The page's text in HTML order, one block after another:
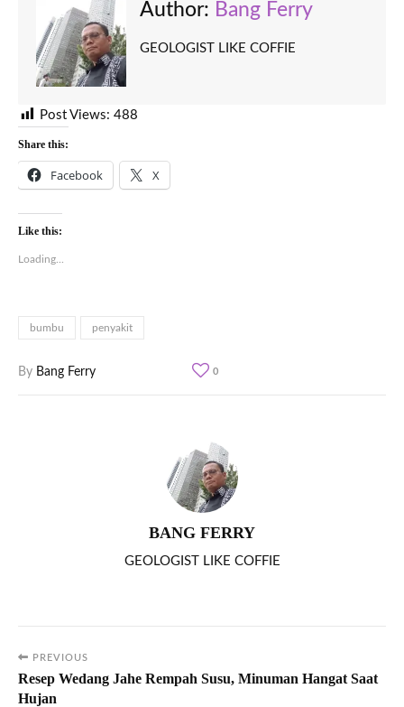
Author: Bang Ferry
GEOLOGIST LIKE COFFIE
Post Views: 488
Share this:
Facebook X
Like this:
Loading...
bumbu penyakit
By Bang Ferry 0
BANG FERRY
GEOLOGIST LIKE COFFIE
PREVIOUS
Resep Wedang Jahe Rempah Susu, Minuman Hangat Saat
Hujan